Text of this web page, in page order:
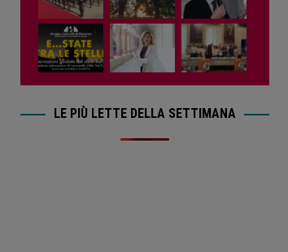
LE PIÙ LETTE DELLA SETTIMANA